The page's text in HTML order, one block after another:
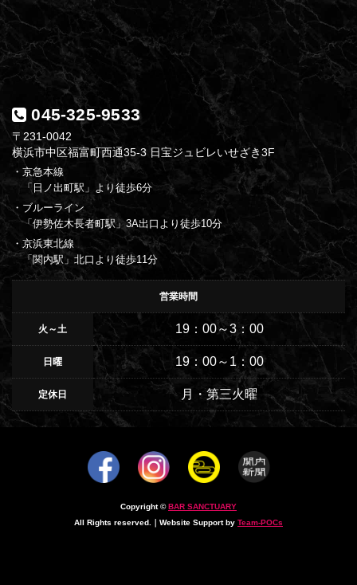
045-325-9533
〒231-0042
横浜市中区福富町西通35-3 日宝ジュビレいせざき3F
・京急本線
「日ノ出町駅」より徒歩6分
・ブルーライン
「伊勢佐木長者町駅」3A出口より徒歩10分
・京浜東北線
「関内駅」北口より徒歩11分
営業時間
火～土 19：00～3：00
日曜 19：00～1：00
定休日 月・第三火曜
Copyright ©BAR SANCTUARY
All Rights reserved.｜Website Support by Team-POCs